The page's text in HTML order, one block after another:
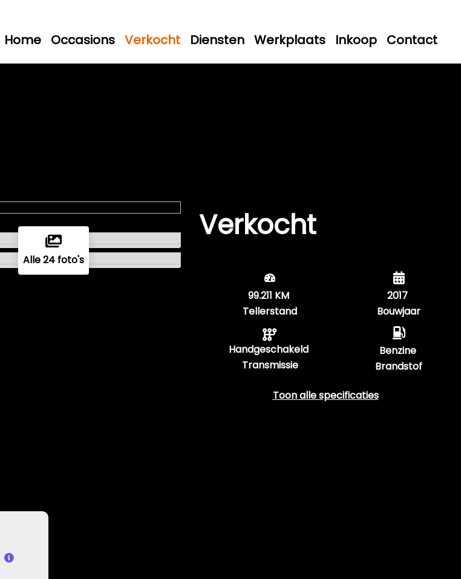
Home Occasions Verkocht Diensten Werkplaats Inkoop Contact
Alle 24 foto's
Verkocht
99.211 KM
Tellerstand
Handgeschakeld
Transmissie
2017
Bouwjaar
Benzine
Brandstof
Toon alle specificaties